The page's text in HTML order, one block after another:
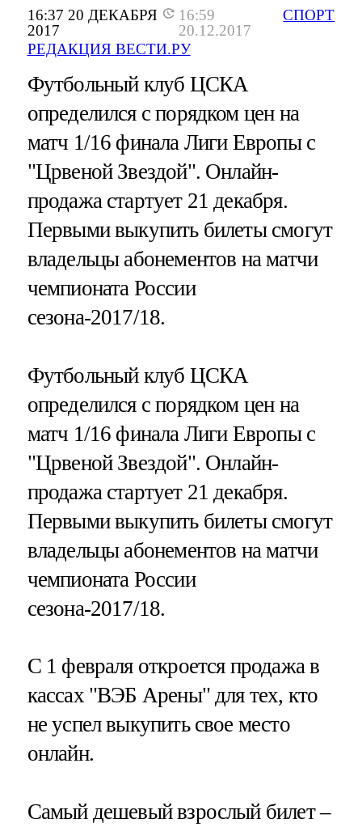
16:37 20 ДЕКАБРЯ
2017
16:59
20.12.2017
РЕДАКЦИЯ ВЕСТИ.РУ
СПОРТ
Футбольный клуб ЦСКА
определился с порядком цен на
матч 1/16 финала Лиги Европы с
"Црвеной Звездой". Онлайн-
продажа стартует 21 декабря.
Первыми выкупить билеты смогут
владельцы абонементов на матчи
чемпионата России
сезона-2017/18.
Футбольный клуб ЦСКА
определился с порядком цен на
матч 1/16 финала Лиги Европы с
"Црвеной Звездой". Онлайн-
продажа стартует 21 декабря.
Первыми выкупить билеты смогут
владельцы абонементов на матчи
чемпионата России
сезона-2017/18.
С 1 февраля откроется продажа в
кассах "ВЭБ Арены" для тех, кто
не успел выкупить свое место
онлайн.
Самый дешевый взрослый билет –